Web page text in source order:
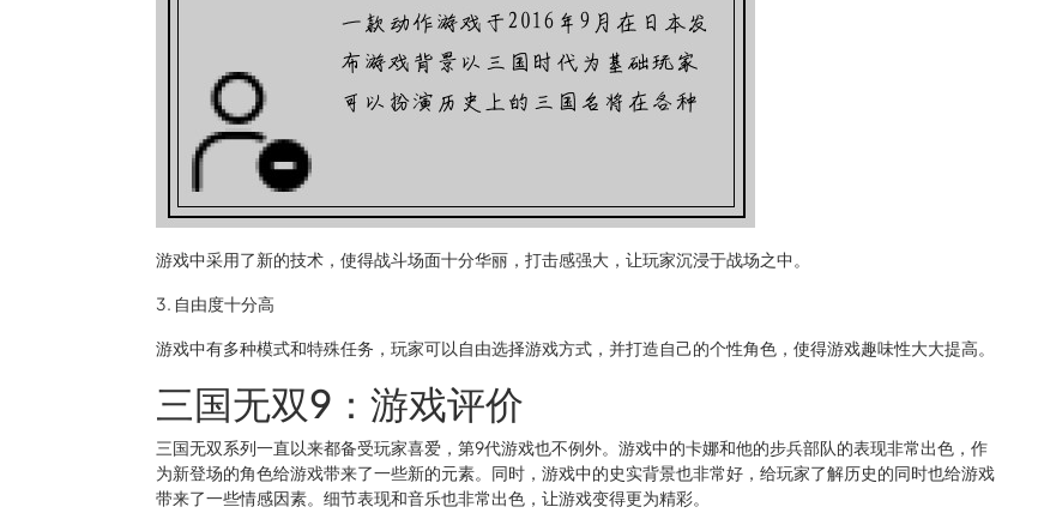
游戏中采用了新的技术，使得战斗场面十分华丽，打击感强大，让玩家沉浸于战场之中。
3. 自由度十分高
游戏中有多种模式和特殊任务，玩家可以自由选择游戏方式，并打造自己的个性角色，使得游戏趣味性大大提高。
三国无双9：游戏评价
三国无双系列一直以来都备受玩家喜爱，第9代游戏也不例外。游戏中的卡娜和他的步兵部队的表现非常出色，作
为新登场的角色给游戏带来了一些新的元素。同时，游戏中的史实背景也非常好，给玩家了解历史的同时也给游戏
带来了一些情感因素。细节表现和音乐也非常出色，让游戏变得更为精彩。